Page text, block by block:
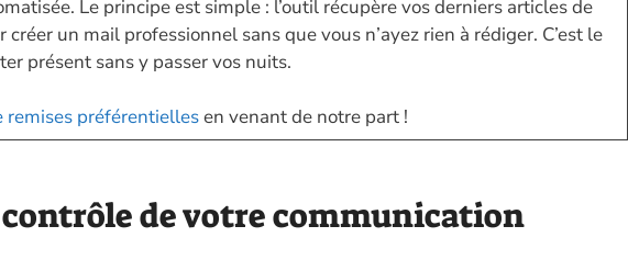
Le principe est simple : l’outil récupère vos derniers articles de
un mail professionnel sans que vous n’ayez rien à rédiger. C’est le
présent sans y passer vos nuits.
remises préférentiellesen venant de notre part !
contrôle de votre communication